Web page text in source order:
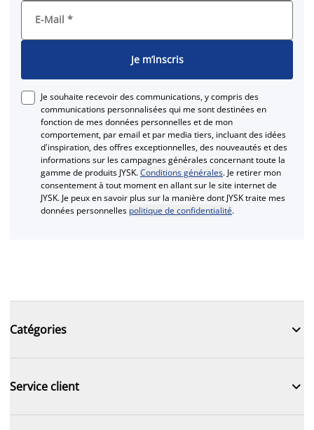
E-Mail *
Je m’inscris
Je souhaite recevoir des communications, y compris des
communications personnalisées qui me sont destinées en
fonction de mes données personnelles et de mon
comportement, par email et par media tiers, incluant des idées
d'inspiration, des offres exceptionnelles, des nouveautés et des
informations sur les campagnes générales concernant toute la
gamme de produits JYSK.Conditions générales. Je retirer mon
consentement à tout moment en allant sur le site internet de
JYSK. Je peux en savoir plus sur la manière dont JYSK traite mes
données personnelles politique de confidentialité.
Catégories 
Service client 